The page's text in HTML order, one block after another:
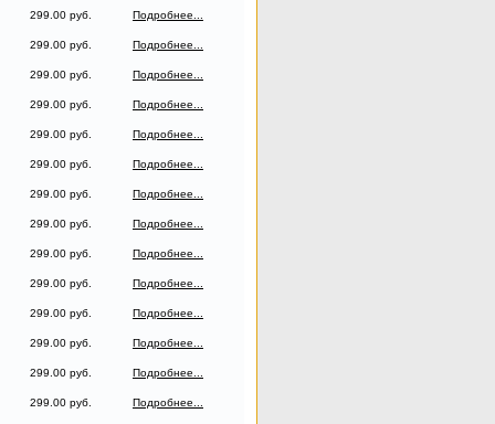
299.00 руб.
Подробнее...
299.00 руб.
Подробнее...
299.00 руб.
Подробнее...
299.00 руб.
Подробнее...
299.00 руб.
Подробнее...
299.00 руб.
Подробнее...
299.00 руб.
Подробнее...
299.00 руб.
Подробнее...
299.00 руб.
Подробнее...
299.00 руб.
Подробнее...
299.00 руб.
Подробнее...
299.00 руб.
Подробнее...
299.00 руб.
Подробнее...
299.00 руб.
Подробнее...